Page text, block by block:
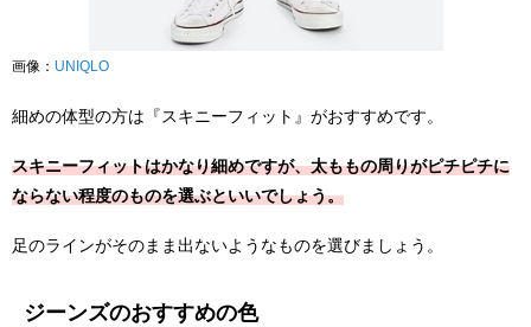
画像： UNIQLO
細めの体型の方は『スキニーフィット』がおすすめです。
スキニーフィットはかなり細めですが、太ももの周りがピチピチに
ならない程度のものを選ぶといいでしょう。
足のラインがそのまま出ないようなものを選びましょう。
ジーンズのおすすめの色